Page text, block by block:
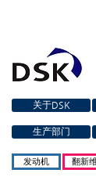
关于DSK
生产部门
发动机 翻新